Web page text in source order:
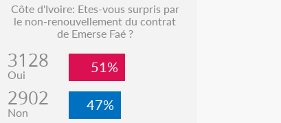
Côte d'Ivoire: Etes-vous surpris par
le non-renouvellement du contrat
de Emerse Faé ?
3128
Oui 51%
2902
Non 47%